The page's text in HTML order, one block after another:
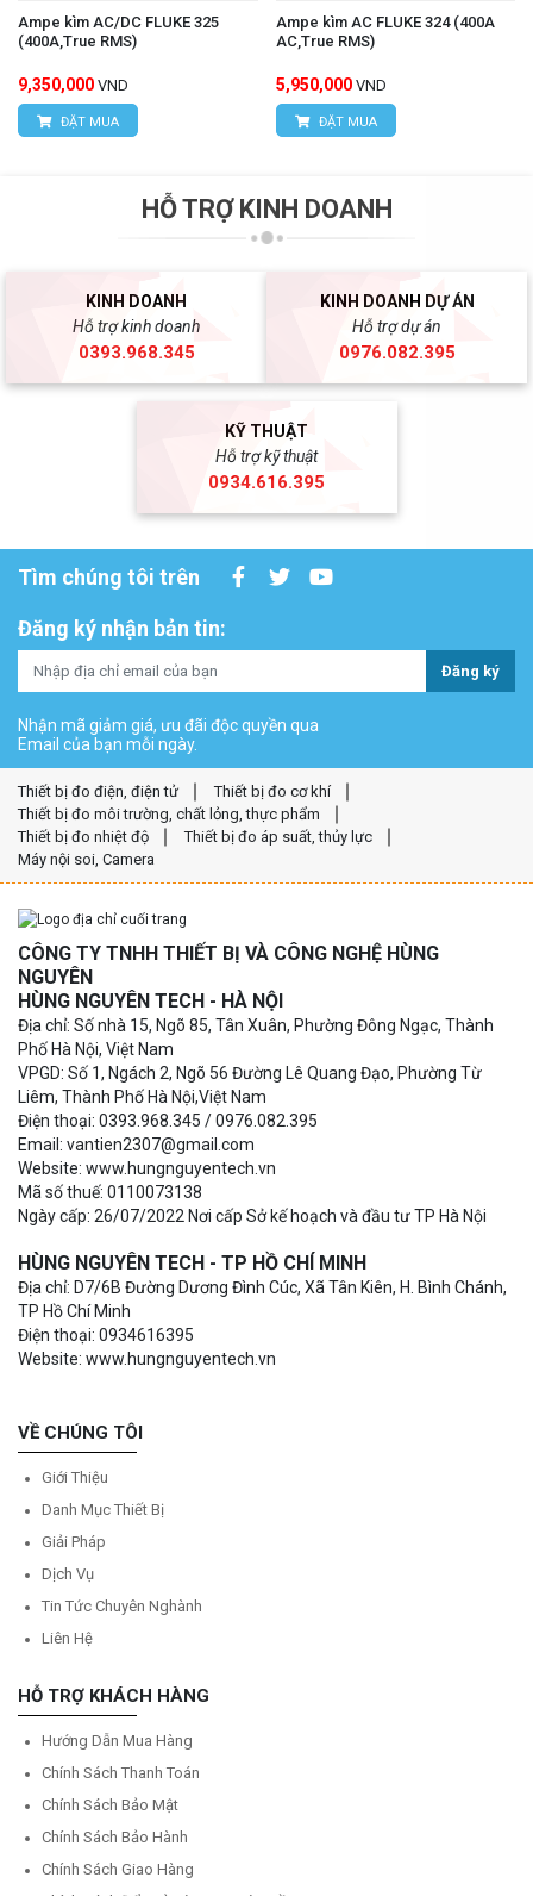
Ampe kìm AC/DC FLUKE 325
(400A,True RMS)
9,350,000 VND
ĐẶT MUA
Ampe kìm AC FLUKE 324 (400A
AC,True RMS)
5,950,000 VND
ĐẶT MUA
HỖ TRỢ KINH DOANH
KINH DOANH
Hỗ trợ kinh doanh
0393.968.345
KINH DOANH DỰ ÁN
Hỗ trợ dự án
0976.082.395
KỸ THUẬT
Hỗ trợ kỹ thuật
0934.616.395
Tìm chúng tôi trên
Đăng ký nhận bản tin:
Đăng ký
Nhận mã giảm giá, ưu đãi độc quyền qua
Email của bạn mỗi ngày.
Thiết bị đo điện, điện tử
Thiết bị đo cơ khí
Thiết bị đo môi trường, chất lỏng, thực phẩm
Thiết bị đo nhiệt độ
Thiết bị đo áp suất, thủy lực
Máy nội soi, Camera
CÔNG TY TNHH THIẾT BỊ VÀ CÔNG NGHỆ HÙNG
NGUYÊN
HÙNG NGUYÊN TECH - HÀ NỘI
Địa chỉ: Số nhà 15, Ngõ 85, Tân Xuân, Phường Đông Ngạc, Thành
Phố Hà Nội, Việt Nam
VPGD: Số 1, Ngách 2, Ngõ 56 Đường Lê Quang Đạo, Phường Từ
Liêm, Thành Phố Hà Nội,Việt Nam
Điện thoại: 0393.968.345 / 0976.082.395
Email: vantien2307@gmail.com
Website: www.hungnguyentech.vn
Mã số thuế: 0110073138
Ngày cấp: 26/07/2022 Nơi cấp Sở kế hoạch và đầu tư TP Hà Nội
HÙNG NGUYÊN TECH - TP HỒ CHÍ MINH
Địa chỉ: D7/6B Đường Dương Đình Cúc, Xã Tân Kiên, H. Bình Chánh,
TP Hồ Chí Minh
Điện thoại: 0934616395
Website: www.hungnguyentech.vn
VỀ CHÚNG TÔI
Giới Thiệu
Danh Mục Thiết Bị
Giải Pháp
Dịch Vụ
Tin Tức Chuyên Nghành
Liên Hệ
HỖ TRỢ KHÁCH HÀNG
Hướng Dẫn Mua Hàng
Chính Sách Thanh Toán
Chính Sách Bảo Mật
Chính Sách Bảo Hành
Chính Sách Giao Hàng